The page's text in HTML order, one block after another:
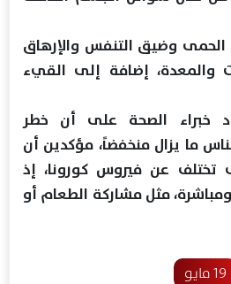
وضيق التنفس والإرهاق
والمعدة، إضافة إلى القيء
خبراء الصحة على أن خطر
ما يزال منخفضاً، مؤكدين أن
تختلف عن فيروس كورونا، إذ
مثل مشاركة الطعام أو
19 مايو